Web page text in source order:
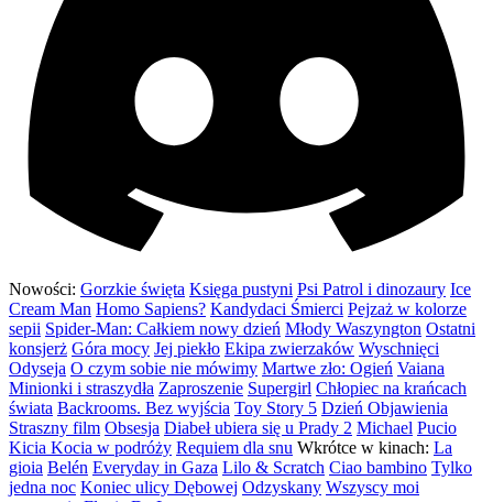
Nowości: Gorzkie święta Księga pustyni Psi Patrol i dinozaury Ice
Cream Man Homo Sapiens? Kandydaci Śmierci Pejzaż w kolorze
sepii Spider-Man: Całkiem nowy dzień Młody Waszyngton Ostatni
konsjerż Góra mocy Jej piekło Ekipa zwierzaków Wyschnięci
Odyseja O czym sobie nie mówimy Martwe zło: Ogień Vaiana
Minionki i straszydła Zaproszenie Supergirl Chłopiec na krańcach
świata Backrooms. Bez wyjścia Toy Story 5 Dzień Objawienia
Straszny film Obsesja Diabeł ubiera się u Prady 2 Michael Pucio
Kicia Kocia w podróży Requiem dla snu Wkrótce w kinach: La
gioia Belén Everyday in Gaza Lilo & Scratch Ciao bambino Tylko
jedna noc Koniec ulicy Dębowej Odzyskany Wszyscy moi